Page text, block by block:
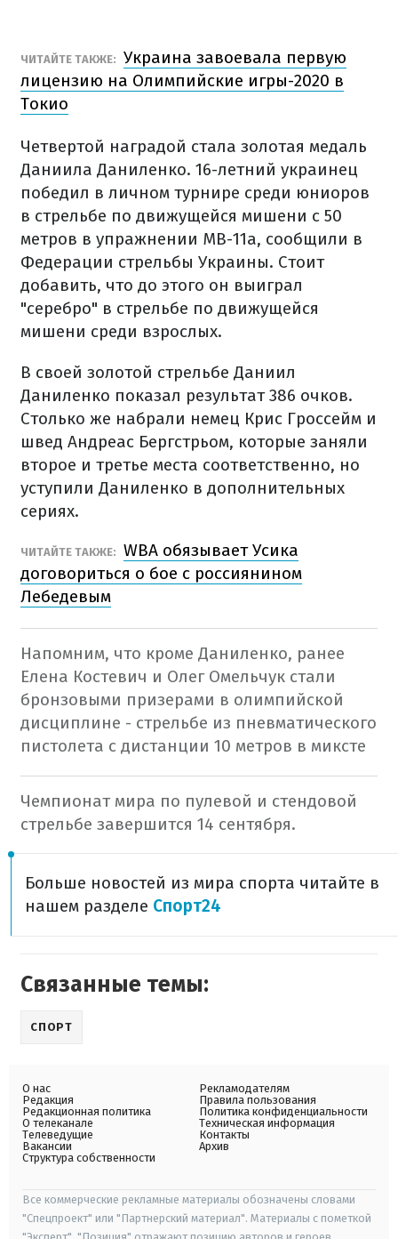
ЧИТАЙТЕ ТАКЖЕ: Украина завоевала первую
лицензию на Олимпийские игры-2020 в
Токио
Четвертой наградой стала золотая медаль
Даниила Даниленко. 16-летний украинец
победил в личном турнире среди юниоров
в стрельбе по движущейся мишени с 50
метров в упражнении МВ-11а, сообщили в
Федерации стрельбы Украины. Стоит
добавить, что до этого он выиграл
"серебро" в стрельбе по движущейся
мишени среди взрослых.
В своей золотой стрельбе Даниил
Даниленко показал результат 386 очков.
Столько же набрали немец Крис Гроссейм и
швед Андреас Бергстрьом, которые заняли
второе и третье места соответственно, но
уступили Даниленко в дополнительных
сериях.
ЧИТАЙТЕ ТАКЖЕ: WBA обязывает Усика
договориться о бое с россиянином
Лебедевым
Напомним, что кроме Даниленко, ранее
Елена Костевич и Олег Омельчук стали
бронзовыми призерами в олимпийской
дисциплине - стрельбе из пневматического
пистолета с дистанции 10 метров в миксте
Чемпионат мира по пулевой и стендовой
стрельбе завершится 14 сентября.
Больше новостей из мира спорта читайте в
нашем разделе Спорт24
Связанные темы:
СПОРТ
О нас
Редакция
Редакционная политика
О телеканале
Телеведущие
Вакансии
Структура собственности
Рекламодателям
Правила пользования
Политика конфиденциальности
Техническая информация
Контакты
Архив
Все коммерческие рекламные материалы обозначены словами
"Спецпроект" или "Партнерский материал". Материалы с пометкой